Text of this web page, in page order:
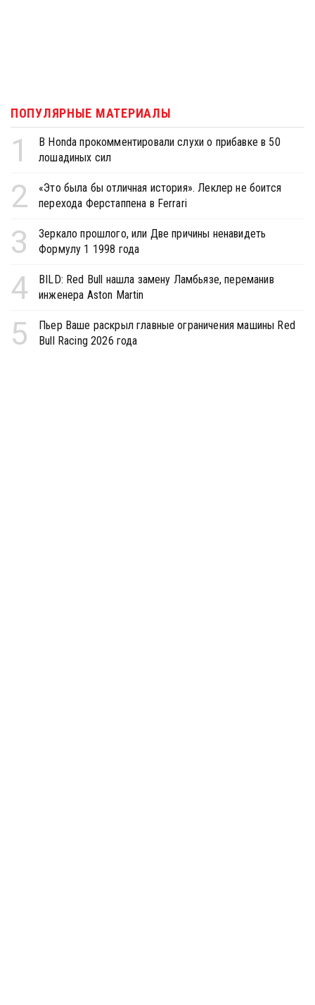
ПОПУЛЯРНЫЕ МАТЕРИАЛЫ
1
В Honda прокомментировали слухи о прибавке в 50
лошадиных сил
2
«Это была бы отличная история». Леклер не боится
перехода Ферстаппена в Ferrari
3
Зеркало прошлого, или Две причины ненавидеть
Формулу 1 1998 года
4
BILD: Red Bull нашла замену Ламбьязе, переманив
инженера Aston Martin
5
Пьер Ваше раскрыл главные ограничения машины Red
Bull Racing 2026 года